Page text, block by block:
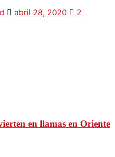
abril 28, 2020 2
en llamas en Oriente